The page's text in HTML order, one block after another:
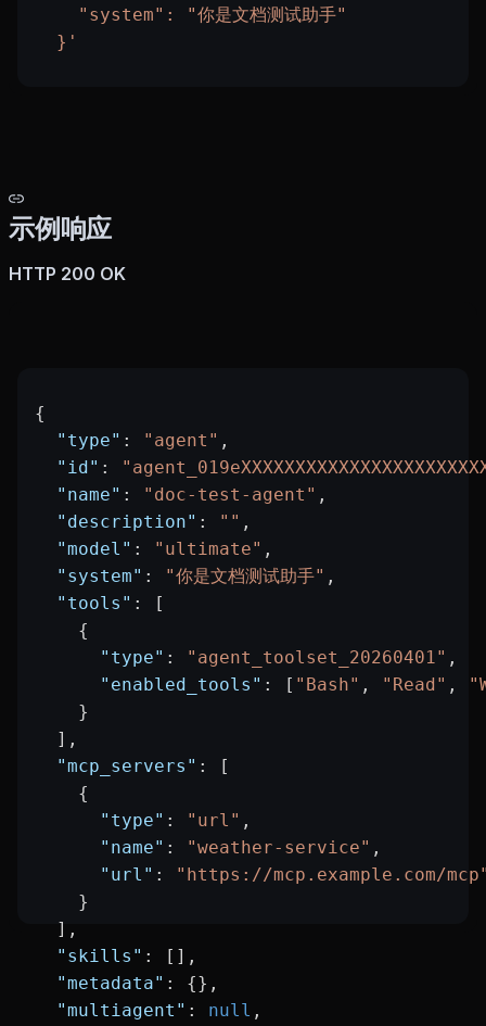
    "system": "你是文档测试助手"
  }'
示例响应
HTTP 200 OK
{
  "type"
: "agent" ,
  "id"
:
  "name"
: "doc-test-agent" ,
  "description"
: "" ,
  "model"
: "ultimate" ,
  "system"
: "你是文档测试助手" ,
  "tools"
: [
    {
      "type"
: "agent_toolset_20260401" ,
      "enabled_tools"
: [ "Bash" , "Read" ,
    }
  ],
  "mcp_servers"
: [
    {
      "type"
: "url" ,
      "name"
: "weather-service" ,
      "url"
:
"https://mcp.example.com/
    }
  ],
  "skills"
: [],
  "metadata"
: {},
  "multiagent"
: null ,